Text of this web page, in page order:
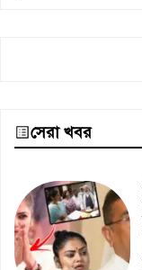
সেরা খবর